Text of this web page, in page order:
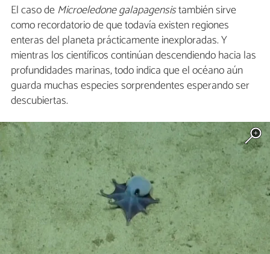
El caso deMicroeledone galapagensistambién sirve
como recordatorio de que todavía existen regiones
enteras del planeta prácticamente inexploradas. Y
mientras los científicos continúan descendiendo hacia las
profundidades marinas, todo indica que el océano aún
guarda muchas especies sorprendentes esperando ser
descubiertas.